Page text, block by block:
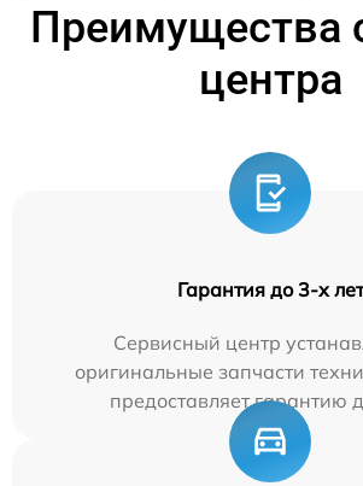
Преимущества
центра
Гарантия до 3-х лет
Сервисный центр
оригинальные запчасти
предоставляет гарантию